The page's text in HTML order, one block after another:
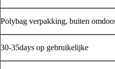
Polybag verpakking, buiten
30-35days op gebruikelijke